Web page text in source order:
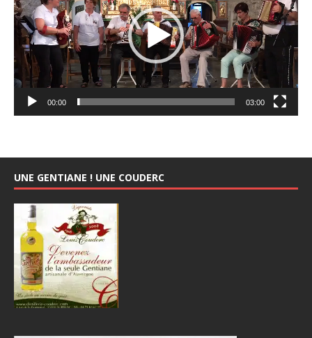
00:00 03:00
UNE GENTIANE ! UNE COUDERC